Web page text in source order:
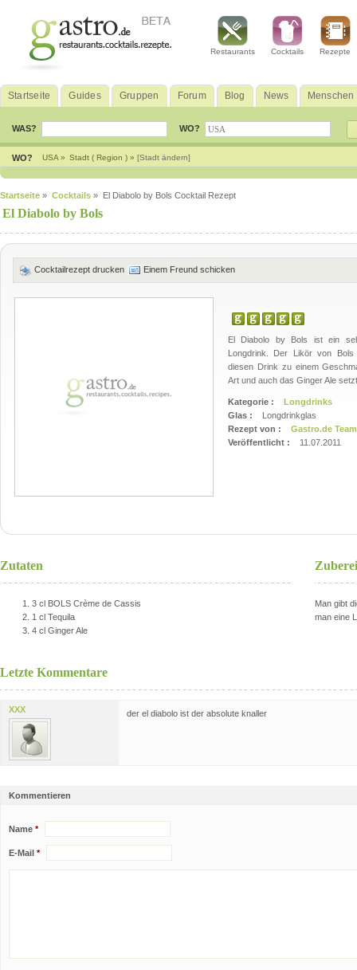
Restaurants Cocktails Rezepte
Startseite Guides Gruppen Forum Blog News Menschen
WAS? WO?
WO? USA » Stadt ( Region ) » [Stadt ändern]
Startseite » Cocktails » El Diabolo by Bols Cocktail Rezept
El Diabolo by Bols
Cocktailrezept drucken Einem Freund schicken
El Diabolo by Bols ist ein
Longdrink. Der Likör von
diesen Drink zu einem
Art und auch das Ginger Ale
Kategorie :
Longdrinks
Glas : Longdrinkglas
Rezept von :
Gastro.de Team
Veröffentlicht :
11.07.2011
Zutaten
3 cl BOLS Crème de Cassis
1 cl Tequila
4 cl Ginger Ale
Man gibt
man eine
Letzte Kommentare
XXX der el diabolo ist der absolute knaller
Kommentieren
Name *
E-Mail *